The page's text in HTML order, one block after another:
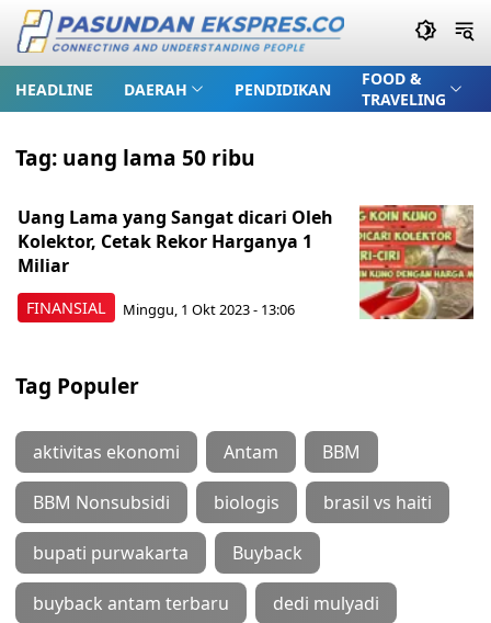
HEADLINE DAERAH PENDIDIKAN
FOOD &
TRAVELING
Tag: uang lama 50 ribu
FINANSIAL
Uang Lama yang Sangat dicari Oleh
Kolektor, Cetak Rekor Harganya 1
Miliar
Minggu, 1 Okt 2023 - 13:06
Tag Populer
aktivitas ekonomi Antam BBM
BBM Nonsubsidi biologis brasil vs haiti
bupati purwakarta Buyback
buyback antam terbaru dedi mulyadi